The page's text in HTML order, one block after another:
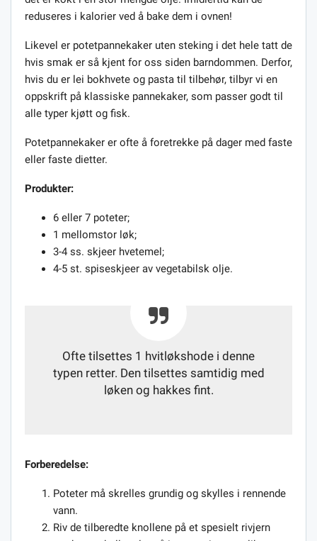
reduseres i kalorier ved å bake dem i ovnen!
Likevel er potetpannekaker uten steking i det hele tatt de
hvis smak er så kjent for oss siden barndommen. Derfor,
hvis du er lei bokhvete og pasta til tilbehør, tilbyr vi en
oppskrift på klassiske pannekaker, som passer godt til
alle typer kjøtt og fisk.
Potetpannekaker er ofte å foretrekke på dager med faste
eller faste dietter.
Produkter:
6 eller 7 poteter;
1 mellomstor løk;
3-4 ss. skjeer hvetemel;
4-5 st. spiseskjeer av vegetabilsk olje.
Ofte tilsettes 1 hvitløkshode i denne
typen retter. Den tilsettes samtidig med
løken og hakkes fint.
Forberedelse:
Poteter må skrelles grundig og skylles i rennende
vann.
Riv de tilberedte knollene på et spesielt rivjern